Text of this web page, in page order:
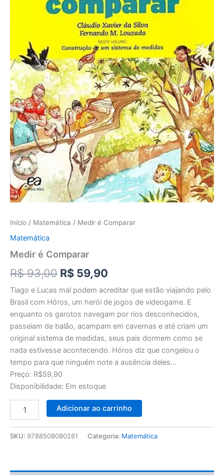
Início / Matemática / Medir é Comparar
Matemática
Medir é Comparar
R$93,00 R$ 59,90
Tiago e Lucas mal podem acreditar que estão viajando pelo
Brasil com Hóros, um herói de jogos de videogame. E
enquanto os garotos navegam por rios desconhecidos,
passeiam de balão, acampam em cavernas e até criam um
original sistema de medidas, seus pais dormem como se
nada estivesse acontecendo. Hóros diz que congelou o
tempo para que ninguém note a ausência deles…
Preço: R$59,90
Disponibilidade: Em estoque
Adicionar ao carrinho
SKU: 9788508080281 Categoria: Matemática